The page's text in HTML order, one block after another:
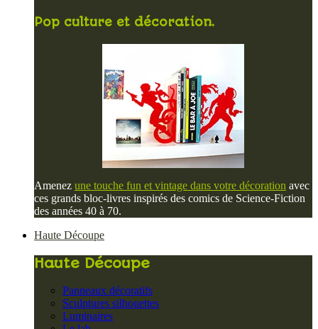
Pop culture et décoration.
Amenez une touche fun et vintage dans votre décoration avec
ces grands bloc-livres inspirés des comics de Science-Fiction
des années 40 à 70.
Haute Découpe
Haute Découpe
Panneaux décoratifs
Sculptures silhouettes
Luminaires